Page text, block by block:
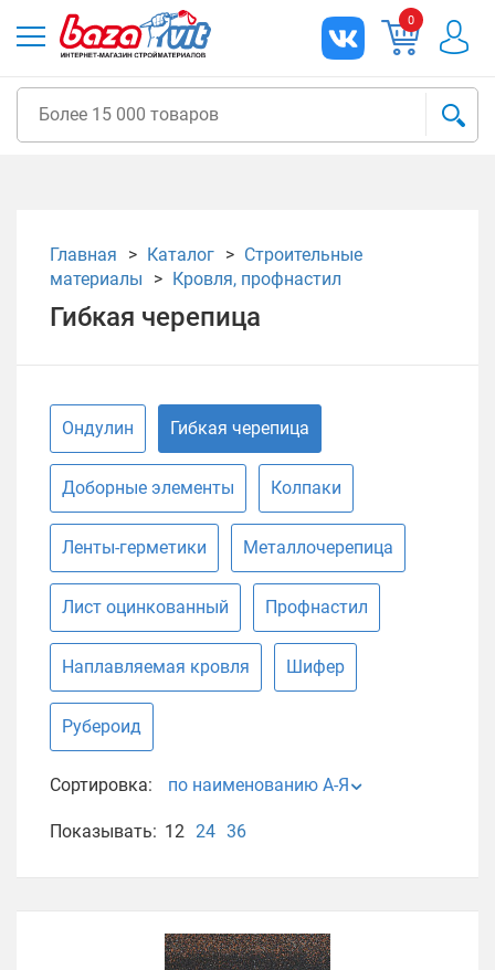
0
Главная Каталог
Строительные
материалы
Кровля, профнастил
Гибкая черепица
Ондулин Гибкая черепица
Доборные элементы Колпаки
Ленты-герметики Металлочерепица
Лист оцинкованный Профнастил
Наплавляемая кровля Шифер
Рубероид
Сортировка: по наименованию А-Я
Показывать: 12 24 36